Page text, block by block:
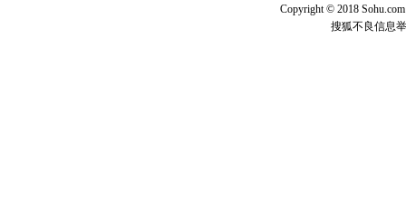
片叶子是
送你一棵
Copyright © 2018
搜狐不良信息